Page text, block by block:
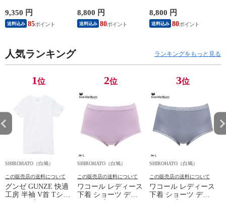
ームウェア パジャマ
リカバリーケア 7分
丈パンツ 疲労回復
9,350 円
送料込み 85
JYURYU 柔流 ジュウ
リュウ メンズ トッ
プ SML ハイネック
8,800 円
送料込み 80
サーパンツ おまかせ
3P 福袋 ショート ロ
ーライズ 3枚セット
8,800 円
送料込み 80
人気ランキング ランキングをもっと見る
1位
SHIROHATO（白鳩）
この販売店の送料について
グンゼ GUNZE 快適
工房 半袖 V首 Tシャ
ツ メンズ インナー
2位
SHIROHATO（白鳩）
この販売店の送料について
ワコール レディース
下着 ショーツ ディ
アヒップショーツ
3位
SHIROHATO（白鳩）
この販売店の送料について
ワコール レディース
下着 ショーツ ディ
アヒップショーツ